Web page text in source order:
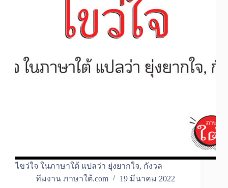
ไขว่ใจ ในภาษาใต้ แปลว่า ยุ่งยากใจ, กังวล
ทีมงาน ภาษาใต้.com
19 มีนาคม 2022